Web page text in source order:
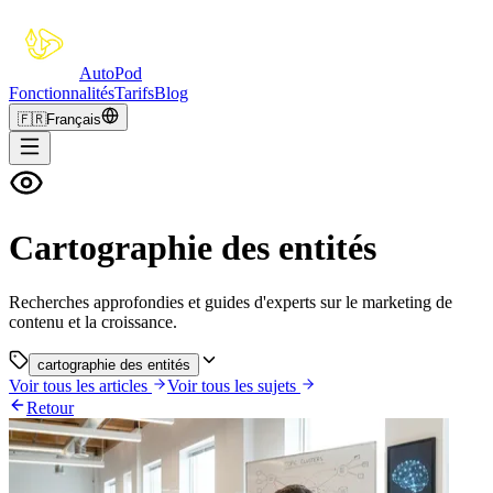
AutoPod
FonctionnalitésTarifsBlog
🇫🇷Français
Cartographie des entités
Recherches approfondies et guides d'experts sur le marketing de
contenu et la croissance.
cartographie des entités
Voir tous les articles
Voir tous les sujets
Retour